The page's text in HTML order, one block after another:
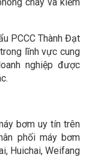
PCCC Thành Đạt
lĩnh vực cung
nghiệp được
bơm uy tín trên
phối máy bơm
Huichai, Weifang